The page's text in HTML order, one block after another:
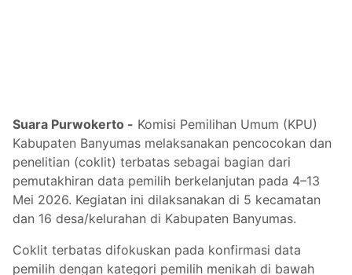
Suara Purwokerto - Komisi Pemilihan Umum (KPU)
Kabupaten Banyumas melaksanakan pencocokan dan
penelitian (coklit) terbatas sebagai bagian dari
pemutakhiran data pemilih berkelanjutan pada 4–13
Mei 2026. Kegiatan ini dilaksanakan di 5 kecamatan
dan 16 desa/kelurahan di Kabupaten Banyumas.
Coklit terbatas difokuskan pada konfirmasi data
pemilih dengan kategori pemilih menikah di bawah